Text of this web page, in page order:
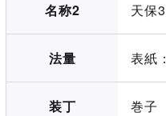
名称2 天保
法量 表紙
装丁 巻子